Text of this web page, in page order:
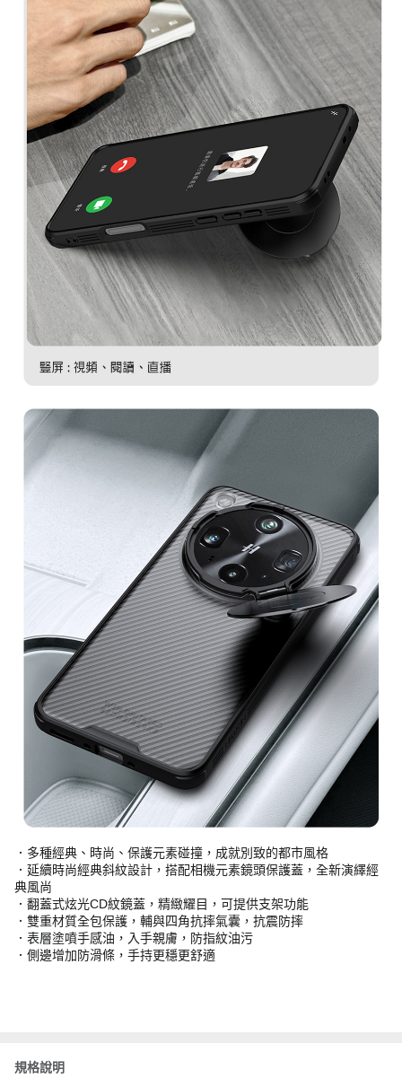
．多種經典、時尚、保護元素碰撞，成就別致的都市風格
．延續時尚經典斜紋設計，搭配相機元素鏡頭保護蓋，全新演繹經
典風尚
．翻蓋式炫光CD紋鏡蓋，精緻耀目，可提供支架功能
．雙重材質全包保護，輔與四角抗摔氣囊，抗震防摔
．表層塗噴手感油，入手親膚，防指紋油污
．側邊增加防滑條，手持更穩更舒適
規格說明